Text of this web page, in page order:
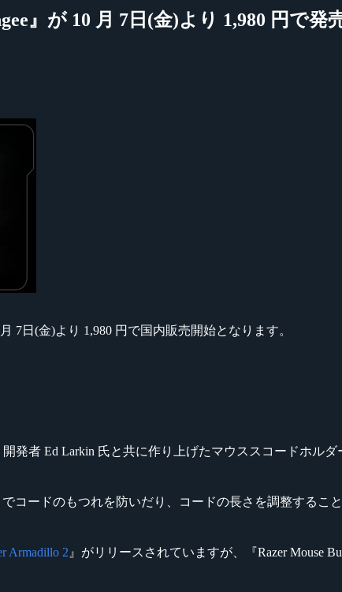
』が 10 月 7日(金)より 1,980 円で発
7日(金)より 1,980 円で国内販売開始となります。
開発者 Ed Larkin 氏と共に作り上げたマウススコードホル
コードのもつれを防いだり、コードの長さを調整するこ
Armadillo 2 』がリリースされていますが、『Razer Mouse